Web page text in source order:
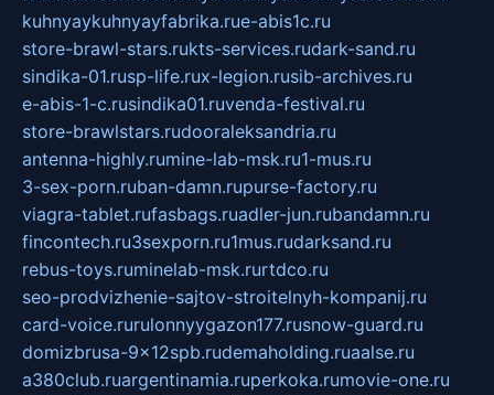
kuhnyaykuhnyayfabrika.rue-abis1c.ru
store-brawl-stars.rukts-services.rudark-sand.ru
sindika-01.rusp-life.rux-legion.rusib-archives.ru
e-abis-1-c.rusindika01.ruvenda-festival.ru
store-brawlstars.rudooraleksandria.ru
antenna-highly.rumine-lab-msk.ru1-mus.ru
3-sex-porn.ruban-damn.rupurse-factory.ru
viagra-tablet.rufasbags.ruadler-jun.rubandamn.ru
fincontech.ru3sexporn.ru1mus.rudarksand.ru
rebus-toys.ruminelab-msk.rurtdco.ru
seo-prodvizhenie-sajtov-stroitelnyh-kompanij.ru
card-voice.rurulonnyygazon177.rusnow-guard.ru
domizbrusa-9x12spb.rudemaholding.ruaalse.ru
a380club.ruargentinamia.ruperkoka.rumovie-one.ru